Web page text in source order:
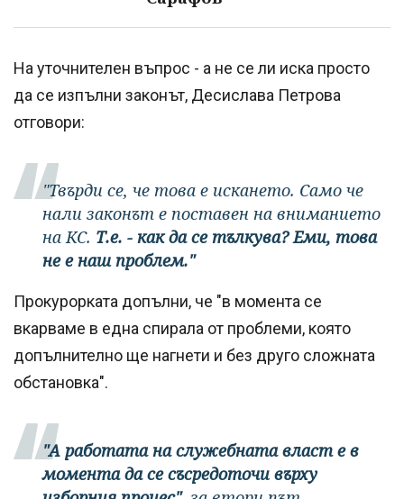
На уточнителен въпрос - а не се ли иска просто
да се изпълни законът, Десислава Петрова
отговори:
"Твърди се, че това е искането. Само че
нали законът е поставен на вниманието
на КС. Т.е. - как да се тълкува? Еми, това
не е наш проблем."
Прокурорката допълни, че "в момента се
вкарваме в една спирала от проблеми, която
допълнително ще нагнети и без друго сложната
обстановка".
"А работата на служебната власт е в
момента да се съсредоточи върху